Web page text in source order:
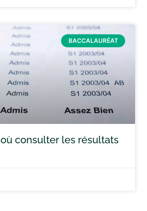
BACCALAURÉAT
où consulter les résultats